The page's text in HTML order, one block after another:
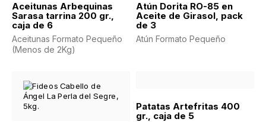
Aceitunas Arbequinas
Sarasa tarrina 200 gr.,
caja de 6
Aceitunas Formato Pequeño
(Menos de 2Kg)
Atún Dorita RO-85 en
Aceite de Girasol, pack
de 3
Atún Formato Pequeño
Patatas Artefritas 400
gr., caja de 5